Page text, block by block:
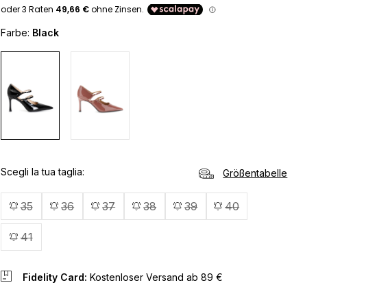
Farbe: Black
Scegli la tua taglia
35 36 37 38 39 40
41
Größentabelle
Fidelity Card: Kostenloser Versand ab 89 €